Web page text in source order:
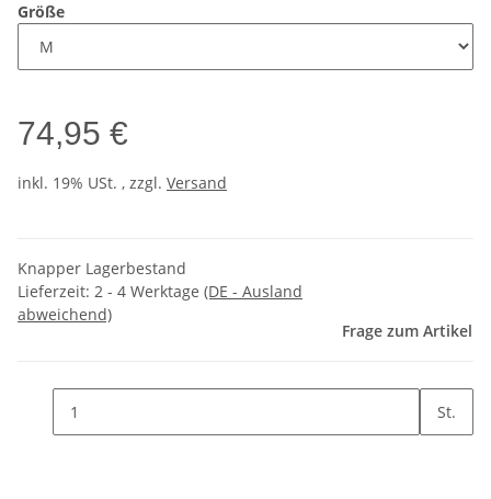
Größe
74,95 €
inkl. 19% USt. , zzgl. Versand
Knapper Lagerbestand
Lieferzeit: 2 - 4 Werktage (DE - Ausland
abweichend)
Frage zum Artikel
St.